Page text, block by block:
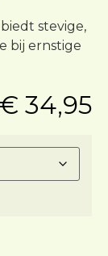
stevige,
bij ernstige
€ 34,95